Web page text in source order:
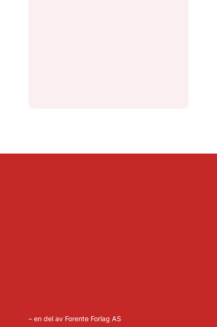
– en del av Forente Forlag AS